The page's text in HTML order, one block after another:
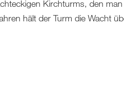
Kirchturms, den
hält der Turm die Wacht